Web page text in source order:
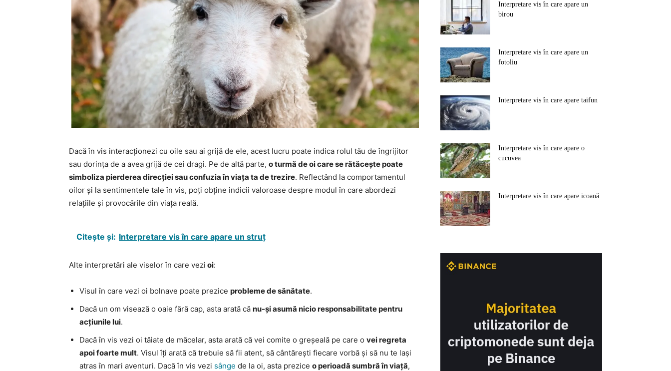
Dacă în vis interacționezi cu oile sau ai grijă de ele, acest lucru poate indica rolul tău de îngrijitor
sau dorința de a avea grijă de cei dragi. Pe de altă parte, o turmă de oi care se rătăcește poate
simboliza pierderea direcției sau confuzia în viața ta de trezire. Reflectând la comportamentul
oilor și la sentimentele tale în vis, poți obține indicii valoroase despre modul în care abordezi
relațiile și provocările din viața reală.
Citește și: Interpretare vis în care apare un struț
Alte interpretări ale viselor în care vezi oi:
Visul în care vezi oi bolnave poate prezice probleme de sănătate.
Dacă un om visează o oaie fără cap, asta arată că nu-și asumă nicio responsabilitate pentru
acțiunile lui.
Dacă în vis vezi oi tăiate de măcelar, asta arată că vei comite o greșeală pe care o vei regreta
apoi foarte mult. Visul îți arată că trebuie să fii atent, să cântărești fiecare vorbă și să nu te lași
atras în mari aventuri. Dacă în vis vezi sânge de la oi, asta prezice o perioadă sumbră în viață,
Interpretare vis în care apare un
birou
Interpretare vis în care apare un
fotoliu
Interpretare vis în care apare taifun
Interpretare vis în care apare o
cucuvea
Interpretare vis în care apare icoană